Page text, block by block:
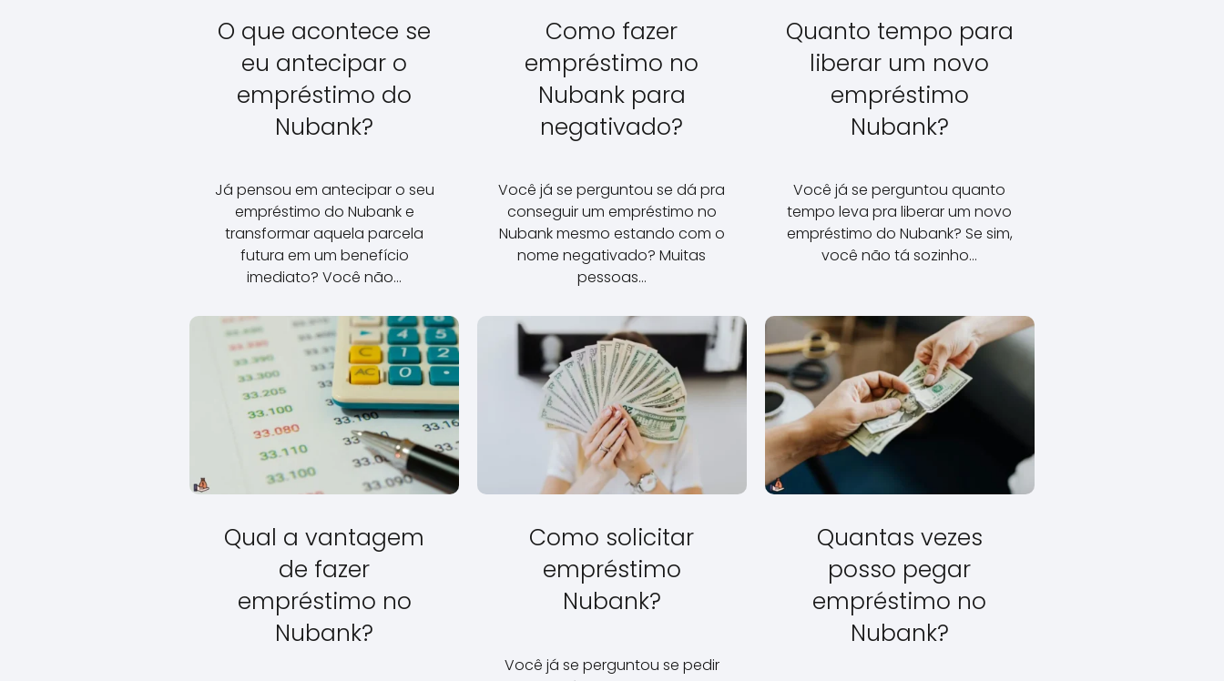
O que acontece se
eu antecipar o
empréstimo do
Nubank?
Já pensou em antecipar o seu
empréstimo do Nubank e
transformar aquela parcela
futura em um benefício
imediato? Você não…
Como fazer
empréstimo no
Nubank para
negativado?
Você já se perguntou se dá pra
conseguir um empréstimo no
Nubank mesmo estando com o
nome negativado? Muitas
pessoas…
Quanto tempo para
liberar um novo
empréstimo
Nubank?
Você já se perguntou quanto
tempo leva pra liberar um novo
empréstimo do Nubank? Se sim,
você não tá sozinho…
Qual a vantagem
de fazer
empréstimo no
Nubank?
Como solicitar
empréstimo
Nubank?
Você já se perguntou se pedir
Quantas vezes
posso pegar
empréstimo no
Nubank?